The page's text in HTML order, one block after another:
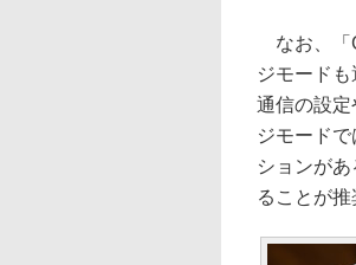
なお、「
ジモード
通信の設
ジモード
ションが
ることが推